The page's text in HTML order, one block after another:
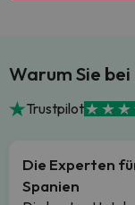
Warum Sie
Trustpilot
Die Experten
Spanien